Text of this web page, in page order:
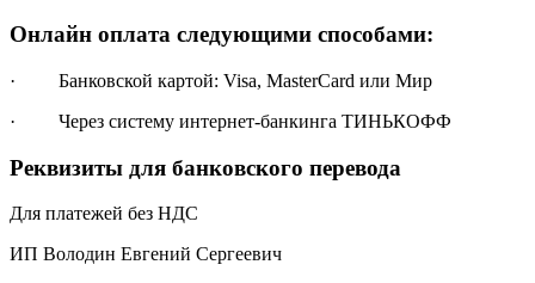
Онлайн оплата следующими способами:
· Банковской картой: Visa, MasterCard или Мир
· Через систему интернет-банкинга ТИНЬКОФФ
Реквизиты для банковского перевода
Для платежей без НДС
ИП Володин Евгений Сергеевич